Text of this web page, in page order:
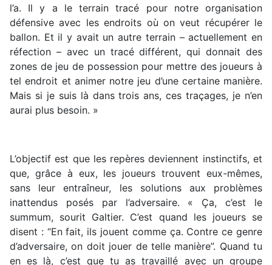
l’a. Il y a le terrain tracé pour notre organisation
défensive avec les endroits où on veut récupérer le
ballon. Et il y avait un autre terrain – actuellement en
réfection – avec un tracé différent, qui donnait des
zones de jeu de possession pour mettre des joueurs à
tel endroit et animer notre jeu d’une certaine manière.
Mais si je suis là dans trois ans, ces traçages, je n’en
aurai plus besoin. »
L’objectif est que les repères deviennent instinctifs, et
que, grâce à eux, les joueurs trouvent eux-mêmes,
sans leur entraîneur, les solutions aux problèmes
inattendus posés par l’adversaire. « Ça, c’est le
summum, sourit Galtier. C’est quand les joueurs se
disent : “En fait, ils jouent comme ça. Contre ce genre
d’adversaire, on doit jouer de telle manière”. Quand tu
en es là, c’est que tu as travaillé avec un groupe